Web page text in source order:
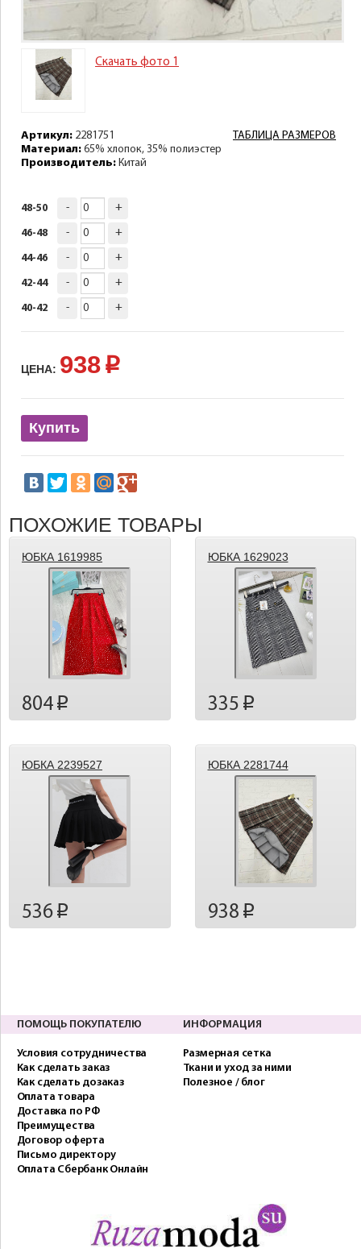
Скачать фото 1
ТАБЛИЦА РАЗМЕРОВ
Артикул: 2281751
Материал: 65% хлопок, 35% полиэстер
Производитель: Китай
48-50 - +
46-48 - +
44-46 - +
42-44 - +
40-42 - +
ЦЕНА: 938 p
Купить
ПОХОЖИЕ ТОВАРЫ
ЮБКА 1619985
804 p
ЮБКА 1629023
335 p
ЮБКА 2239527
536 p
ЮБКА 2281744
938 p
ПОМОЩЬ ПОКУПАТЕЛЮ
Условия сотрудничества
Как сделать заказ
Как сделать дозаказ
Оплата товара
Доставка по РФ
Преимущества
Договор оферта
Письмо директору
Оплата Сбербанк Онлайн
ИНФОРМАЦИЯ
Размерная сетка
Ткани и уход за ними
Полезное / блог